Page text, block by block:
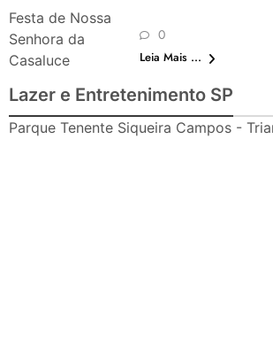
Festa de Nossa
Senhora da
Casaluce
0
Leia Mais ...
Lazer e Entretenimento SP
Parque Tenente Siqueira Campos -